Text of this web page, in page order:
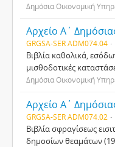
Δημόσια Οικονομική
GRGSA-SER ADM074.04
Βιβλία καθολικά,
μισθοδοτικές
Δημόσια Οικονομική
GRGSA-SER ADM074.02
Βιβλία σφραγίσεως
δημοσίων θεαμάτων